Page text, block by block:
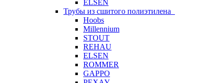
ELSEN
Трубы из сшитого полиэтилена
Hoobs
Millennium
STOUT
REHAU
ELSEN
ROMMER
GAPPO